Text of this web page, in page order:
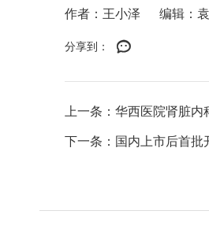
作者：王小泽 编辑：
分享到：
上一条：华西医院肾脏
下一条：国内上市后首批